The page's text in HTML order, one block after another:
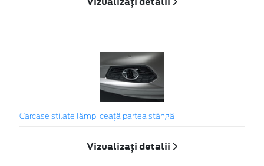
Carcase stilate lămpi ceaţă partea stângă
Vizualizați detalii